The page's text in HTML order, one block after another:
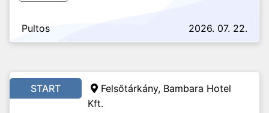
Pultos 2026. 07. 22.
START
Felsőtárkány, Bambara Hotel
Kft.